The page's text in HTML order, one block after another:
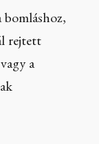
bomláshoz,
rejtett
a